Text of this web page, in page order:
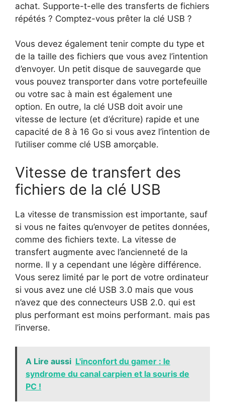
achat. Supporte-t-elle des transferts de fichiers
répétés ? Comptez-vous prêter la clé USB ?
Vous devez également tenir compte du type et
de la taille des fichiers que vous avez l’intention
d’envoyer. Un petit disque de sauvegarde que
vous pouvez transporter dans votre portefeuille
ou votre sac à main est également une
option. En outre, la clé USB doit avoir une
vitesse de lecture (et d’écriture) rapide et une
capacité de 8 à 16 Go si vous avez l’intention de
l’utiliser comme clé USB amorçable.
Vitesse de transfert des
fichiers de la clé USB
La vitesse de transmission est importante, sauf
si vous ne faites qu’envoyer de petites données,
comme des fichiers texte. La vitesse de
transfert augmente avec l’ancienneté de la
norme. Il y a cependant une légère différence.
Vous serez limité par le port de votre ordinateur
si vous avez une clé USB 3.0 mais que vous
n’avez que des connecteurs USB 2.0. qui est
plus performant est moins performant. mais pas
l’inverse.
A Lire aussi L'inconfort du gamer : le
syndrome du canal carpien et la souris de
PC !